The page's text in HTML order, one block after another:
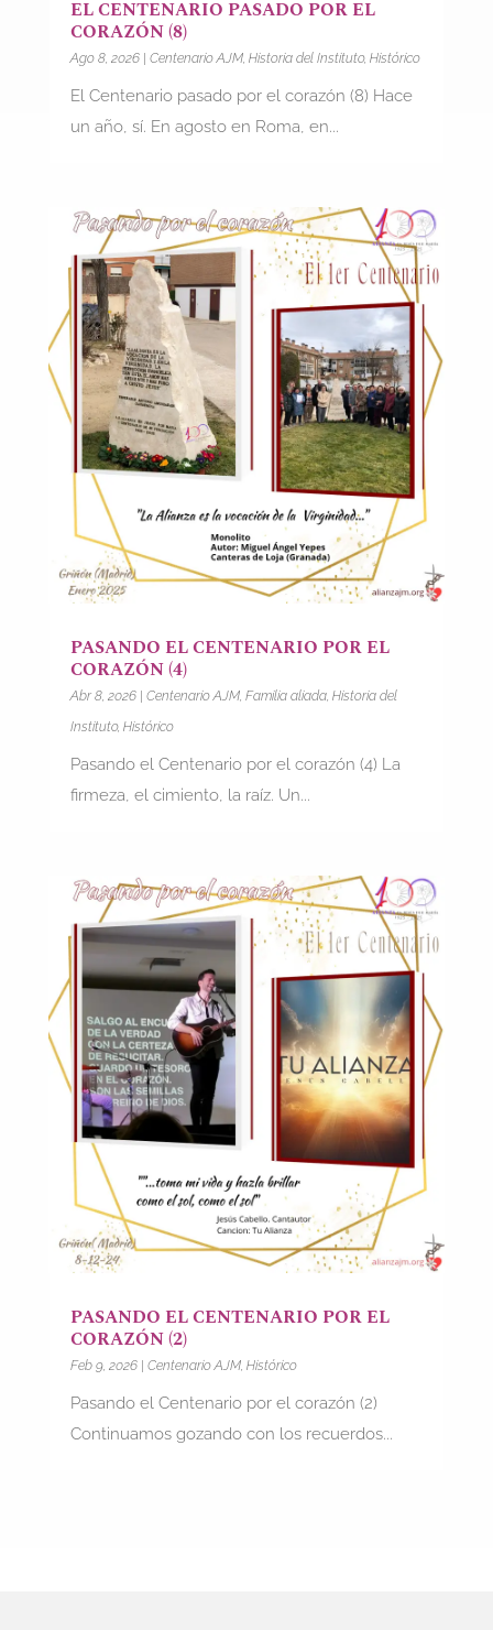
EL CENTENARIO PASADO POR EL
CORAZÓN (8)
Ago 8, 2026| Centenario AJM, Historia del Instituto, Histórico
El Centenario pasado por el corazón (8) Hace
un año, sí. En agosto en Roma, en...
PASANDO EL CENTENARIO POR EL
CORAZÓN (4)
Abr 8, 2026| Centenario AJM, Familia aliada, Historia del
Instituto, Histórico
Pasando el Centenario por el corazón (4) La
firmeza, el cimiento, la raíz. Un...
PASANDO EL CENTENARIO POR EL
CORAZÓN (2)
Feb 9, 2026| Centenario AJM, Histórico
Pasando el Centenario por el corazón (2)
Continuamos gozando con los recuerdos...